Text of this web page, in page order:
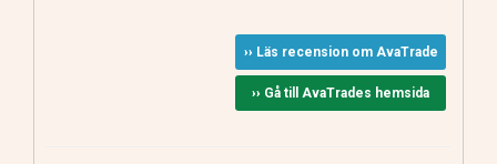
›› Läs recension om AvaTrade
›› Gå till AvaTrades hemsida